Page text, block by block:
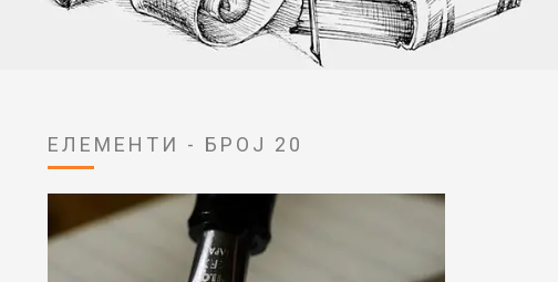
ЕЛЕМЕНТИ - БРОЈ 20